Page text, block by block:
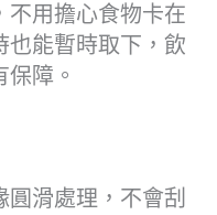
不用擔心食物卡在
也能暫時取下，飲
障。
滑處理，不會刮